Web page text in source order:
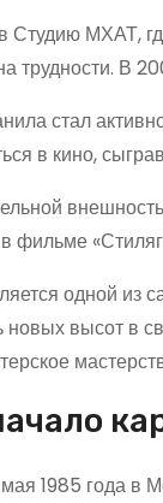
Студию МХАТ,
трудности. В
стал
в кино,
фильме
одной из
новых высот в
1985 года в